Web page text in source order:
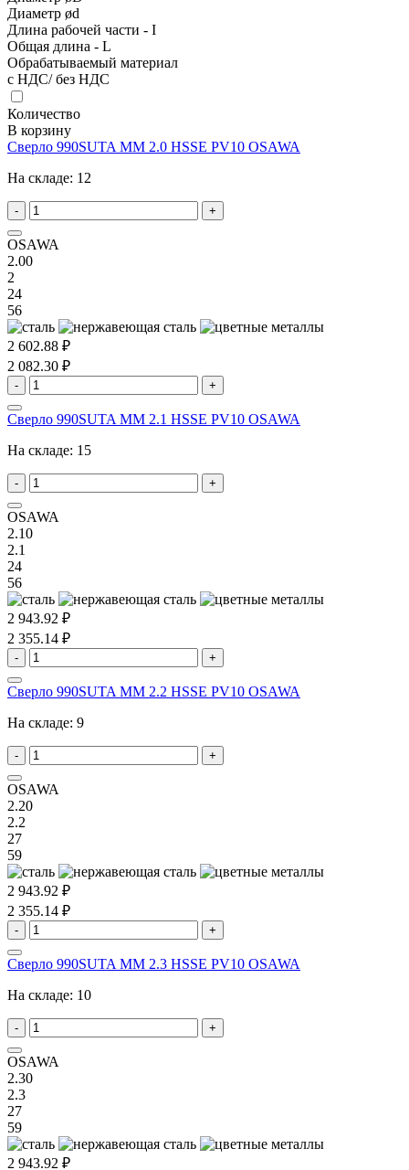
Диаметр ød
Длина рабочей части - I
Общая длина - L
Обрабатываемый материал
с НДС/ без НДС
Количество
В корзину
Сверло 990SUTA MM 2.0 HSSE PV10 OSAWA
На складе: 12
- +
OSAWA
2.00
2
24
56
2 602.88 ₽
2 082.30 ₽
- +
Сверло 990SUTA MM 2.1 HSSE PV10 OSAWA
На складе: 15
- +
OSAWA
2.10
2.1
24
56
2 943.92 ₽
2 355.14 ₽
- +
Сверло 990SUTA MM 2.2 HSSE PV10 OSAWA
На складе: 9
- +
OSAWA
2.20
2.2
27
59
2 943.92 ₽
2 355.14 ₽
- +
Сверло 990SUTA MM 2.3 HSSE PV10 OSAWA
На складе: 10
- +
OSAWA
2.30
2.3
27
59
2 943.92 ₽